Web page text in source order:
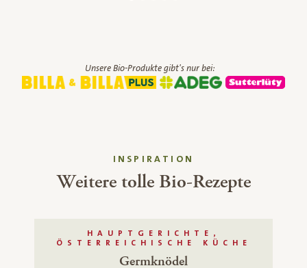
Unsere Bio-Produkte gibt's nur bei:
INSPIRATION
Weitere tolle Bio-Rezepte
HAUPTGERICHTE,
ÖSTERREICHISCHE KÜCHE
Germknödel